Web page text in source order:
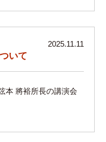
2025.11.11
いて
本 將裕所長の講演会